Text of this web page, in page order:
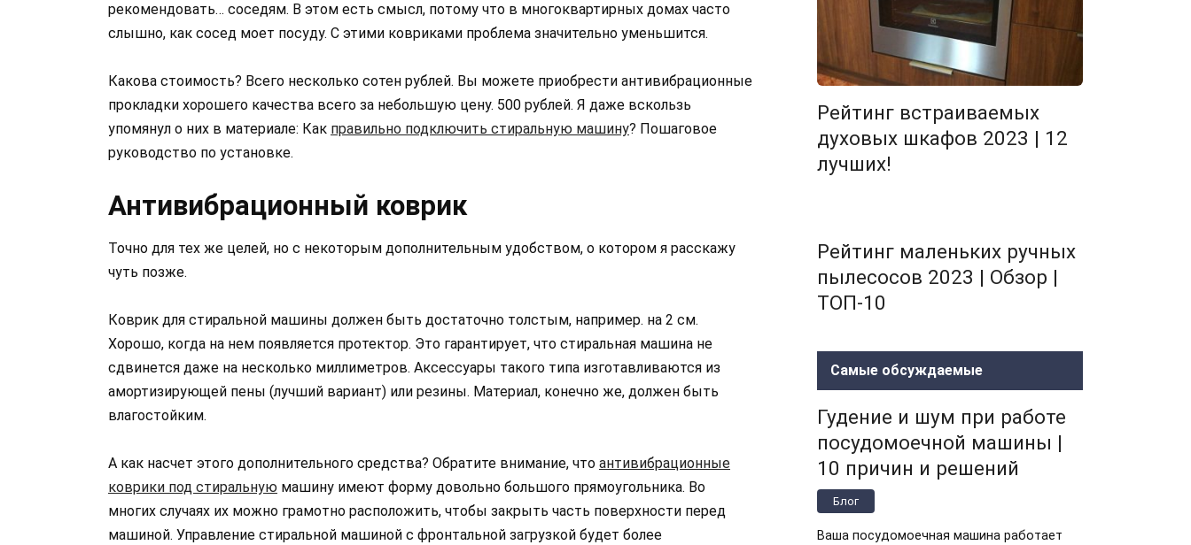
рекомендовать… соседям. В этом есть смысл, потому что в многоквартирных домах часто
слышно, как сосед моет посуду. С этими ковриками проблема значительно уменьшится.
Какова стоимость? Всего несколько сотен рублей. Вы можете приобрести антивибрационные
прокладки хорошего качества всего за небольшую цену. 500 рублей. Я даже вскользь
упомянул о них в материале: Как правильно подключить стиральную машину? Пошаговое
руководство по установке.
Антивибрационный коврик
Точно для тех же целей, но с некоторым дополнительным удобством, о котором я расскажу
чуть позже.
Коврик для стиральной машины должен быть достаточно толстым, например. на 2 см.
Хорошо, когда на нем появляется протектор. Это гарантирует, что стиральная машина не
сдвинется даже на несколько миллиметров. Аксессуары такого типа изготавливаются из
амортизирующей пены (лучший вариант) или резины. Материал, конечно же, должен быть
влагостойким.
А как насчет этого дополнительного средства? Обратите внимание, что антивибрационные
коврики под стиральную машину имеют форму довольно большого прямоугольника. Во
многих случаях их можно грамотно расположить, чтобы закрыть часть поверхности перед
машиной. Управление стиральной машиной с фронтальной загрузкой будет более
Рейтинг встраиваемых
духовых шкафов 2023 | 12
лучших!
Рейтинг маленьких ручных
пылесосов 2023 | Обзор |
ТОП-10
Самые обсуждаемые
Гудение и шум при работе
посудомоечной машины |
10 причин и решений
Блог
Ваша посудомоечная машина работает